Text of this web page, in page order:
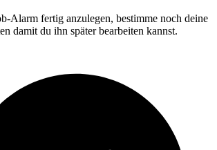
Alarm fertig anzulegen, bestimme noch deine
damit du ihn später bearbeiten kannst.